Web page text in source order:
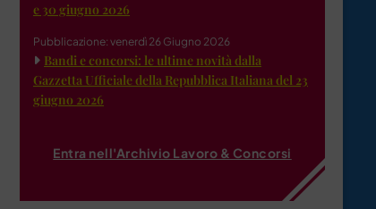
e 30 giugno 2026
Pubblicazione: venerdì 26 Giugno 2026
Bandi e concorsi: le ultime novità dalla
Gazzetta Ufficiale della Repubblica Italiana del 23
giugno 2026
Entra nell'Archivio Lavoro & Concorsi